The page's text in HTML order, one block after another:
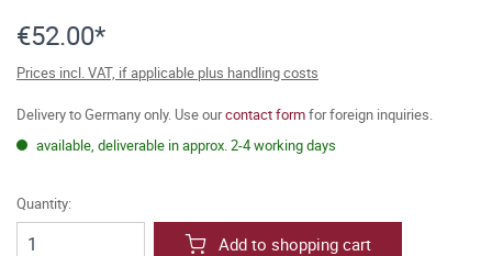
€52.00*
Prices incl. VAT, if applicable plus handling costs
Delivery to Germany only. Use ourcontact formfor foreign inquiries.
available, deliverable in approx. 2-4 working days
Quantity:
Add to shopping cart